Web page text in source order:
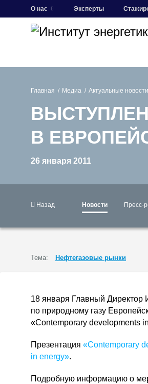
О нас Эксперты
Главная Медиа Актуальные новости
В
26 января 2011
Назад Новости Пресс-
Тема: Нефтегазовые рынки
18 января Главный
по природному газу
«Сontemporary developments
Презентация «Сontemporary
in energy».
Подробную информацию о